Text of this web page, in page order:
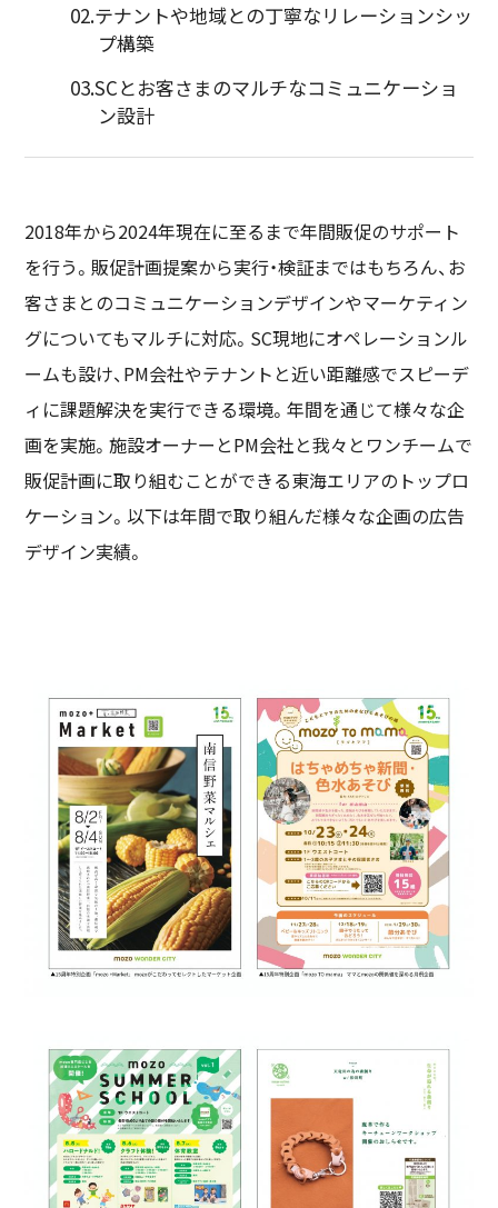
02.テナントや地域との丁寧なリレーションシッ
プ構築
03.SCとお客さまのマルチなコミュニケーショ
ン設計
2018年から2024年現在に至るまで年間販促のサポート
を行う。販促計画提案から実行・検証まではもちろん、お
客さまとのコミュニケーションデザインやマーケティン
グについてもマルチに対応。SC現地にオペレーションル
ームも設け、PM会社やテナントと近い距離感でスピーデ
ィに課題解決を実行できる環境。年間を通じて様々な企
画を実施。施設オーナーとPM会社と我々とワンチームで
販促計画に取り組むことができる東海エリアのトップロ
ケーション。以下は年間で取り組んだ様々な企画の広告
デザイン実績。